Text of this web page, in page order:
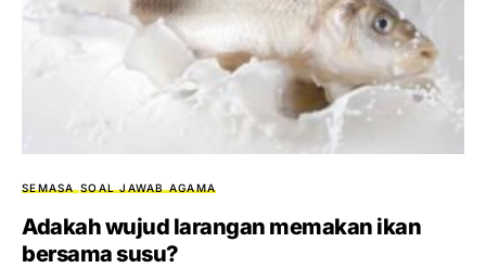
SEMASA SOAL JAWAB AGAMA
Adakah wujud larangan memakan ikan
bersama susu?